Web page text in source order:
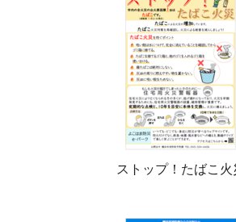
ストップ！たばこ火